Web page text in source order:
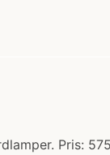
Pris: